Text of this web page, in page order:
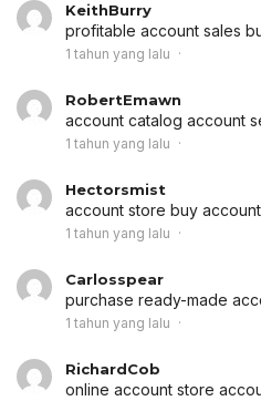
KeithBurry
profitable account sales
1 tahun yang lalu
RobertEmawn
account catalog account
1 tahun yang lalu
Hectorsmist
account store buy account
1 tahun yang lalu
Carlosspear
purchase ready-made
1 tahun yang lalu
RichardCob
online account store